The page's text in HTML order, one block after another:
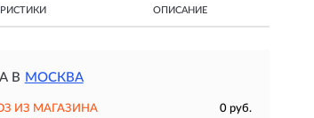
ОПИСАНИЕ
В МОСКВА
ИЗ МАГАЗИНА
0 руб.